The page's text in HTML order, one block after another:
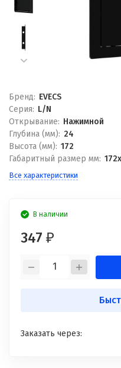
Бренд: EVECS
Серия: L/N
Открывание: Нажимной
Глубина (мм): 24
Высота (мм): 172
Габаритный размер мм:
Все характеристики
В наличии
347 ₽
Заказать через: